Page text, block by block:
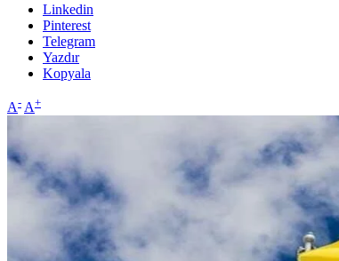
Linkedin
Pinterest
Telegram
Yazdır
Kopyala
A- A+